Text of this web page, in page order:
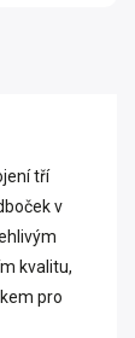
tří
v
kvalitu,
pro